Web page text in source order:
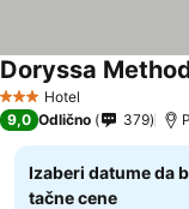
3 Zvezdice
Hotel
Doryssa
9,0 Odlično 379
Izaberi datume da
tačne cene